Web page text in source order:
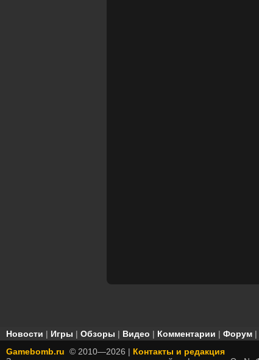
Новости | Игры | Обзоры | Видео | Комментарии | Форум |
Gamebomb.ru © 2010—2026 | Контакты и редакция